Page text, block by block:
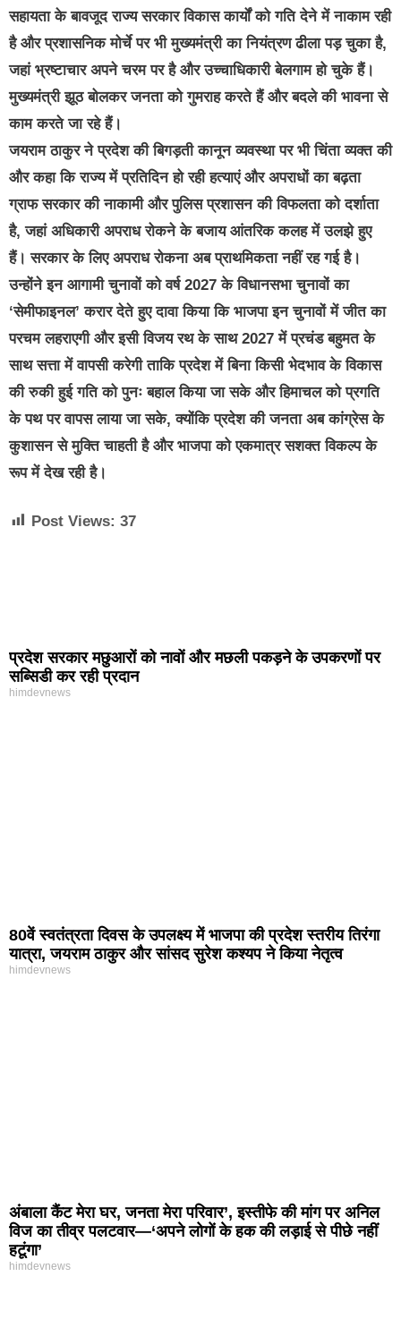
सहायता के बावजूद राज्य सरकार विकास कार्यों को गति देने में नाकाम रही
है और प्रशासनिक मोर्चे पर भी मुख्यमंत्री का नियंत्रण ढीला पड़ चुका है,
जहां भ्रष्टाचार अपने चरम पर है और उच्चाधिकारी बेलगाम हो चुके हैं।
मुख्यमंत्री झूठ बोलकर जनता को गुमराह करते हैं और बदले की भावना से
काम करते जा रहे हैं।
जयराम ठाकुर ने प्रदेश की बिगड़ती कानून व्यवस्था पर भी चिंता व्यक्त की
और कहा कि राज्य में प्रतिदिन हो रही हत्याएं और अपराधों का बढ़ता
ग्राफ सरकार की नाकामी और पुलिस प्रशासन की विफलता को दर्शाता
है, जहां अधिकारी अपराध रोकने के बजाय आंतरिक कलह में उलझे हुए
हैं। सरकार के लिए अपराध रोकना अब प्राथमिकता नहीं रह गई है।
उन्होंने इन आगामी चुनावों को वर्ष 2027 के विधानसभा चुनावों का
‘सेमीफाइनल’ करार देते हुए दावा किया कि भाजपा इन चुनावों में जीत का
परचम लहराएगी और इसी विजय रथ के साथ 2027 में प्रचंड बहुमत के
साथ सत्ता में वापसी करेगी ताकि प्रदेश में बिना किसी भेदभाव के विकास
की रुकी हुई गति को पुनः बहाल किया जा सके और हिमाचल को प्रगति
के पथ पर वापस लाया जा सके, क्योंकि प्रदेश की जनता अब कांग्रेस के
कुशासन से मुक्ति चाहती है और भाजपा को एकमात्र सशक्त विकल्प के
रूप में देख रही है।
Post Views: 37
प्रदेश सरकार मछुआरों को नावों और मछली पकड़ने के उपकरणों पर
सब्सिडी कर रही प्रदान
himdevnews
80वें स्वतंत्रता दिवस के उपलक्ष्य में भाजपा की प्रदेश स्तरीय तिरंगा
यात्रा, जयराम ठाकुर और सांसद सुरेश कश्यप ने किया नेतृत्व
himdevnews
अंबाला कैंट मेरा घर, जनता मेरा परिवार’, इस्तीफे की मांग पर अनिल
विज का तीव्र पलटवार—‘अपने लोगों के हक की लड़ाई से पीछे नहीं
हटूंगा’
himdevnews